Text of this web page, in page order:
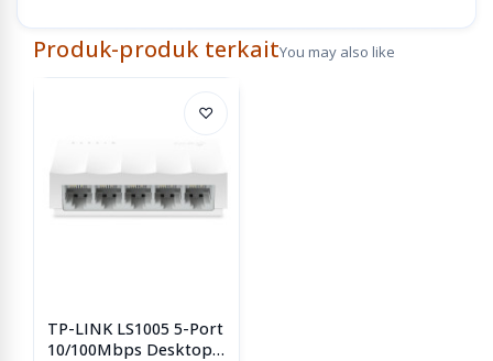
Produk-produk terkaitYou may also like
♡
TP-LINK LS1005 5-Port
10/100Mbps Desktop